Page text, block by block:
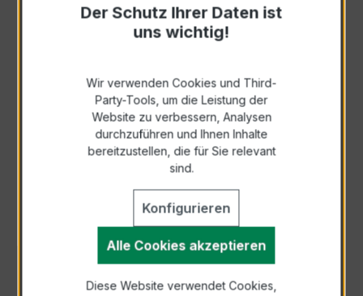
Auswahl zurücksetzen
Anfrage schriftlich
Als PDF exportieren
Der Schutz Ihrer Daten ist
uns wichtig!
Wir verwenden Cookies und Third-
Party-Tools, um die Leistung der
Website zu verbessern, Analysen
durchzuführen und Ihnen Inhalte
bereitzustellen, die für Sie relevant
sind.
Konfigurieren
Alle Cookies akzeptieren
Diese Website verwendet Cookies,